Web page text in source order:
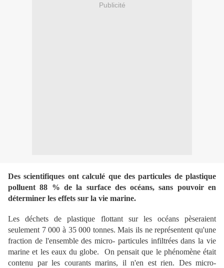
Publicité
Des scientifiques ont calculé que des particules de plastique
polluent 88 % de la surface des océans, sans pouvoir en
déterminer les effets sur la vie marine.
Les déchets de plastique flottant sur les océans pèseraient
seulement 7 000 à 35 000 tonnes. Mais ils ne représentent qu'une
fraction de l'ensemble des micro- particules infiltrées dans la vie
marine et les eaux du globe. On pensait que le phénomène était
contenu par les courants marins, il n'en est rien. Des micro-